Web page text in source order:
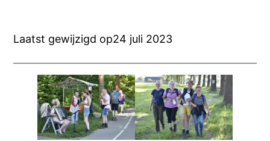
Laatst gewijzigd op24 juli 2023